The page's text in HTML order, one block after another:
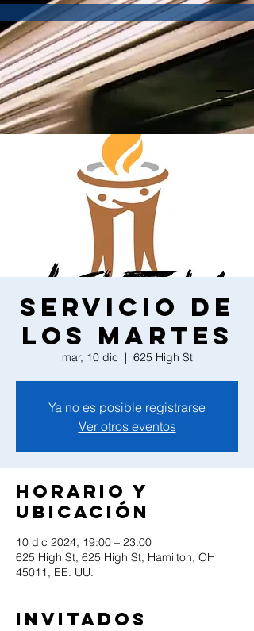
Servicio de
los martes
mar, 10 dic
  |
625 High St
Ya no es posible registrarse
Ver otros eventos
Horario y
ubicación
10 dic 2024, 19:00 – 23:00
625 High St, 625 High St, Hamilton, OH
45011, EE. UU.
Invitados